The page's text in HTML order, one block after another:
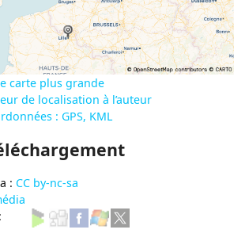
carte plus grande
de localisation à l’auteur
: GPS, KML
: CC by-nc-sa